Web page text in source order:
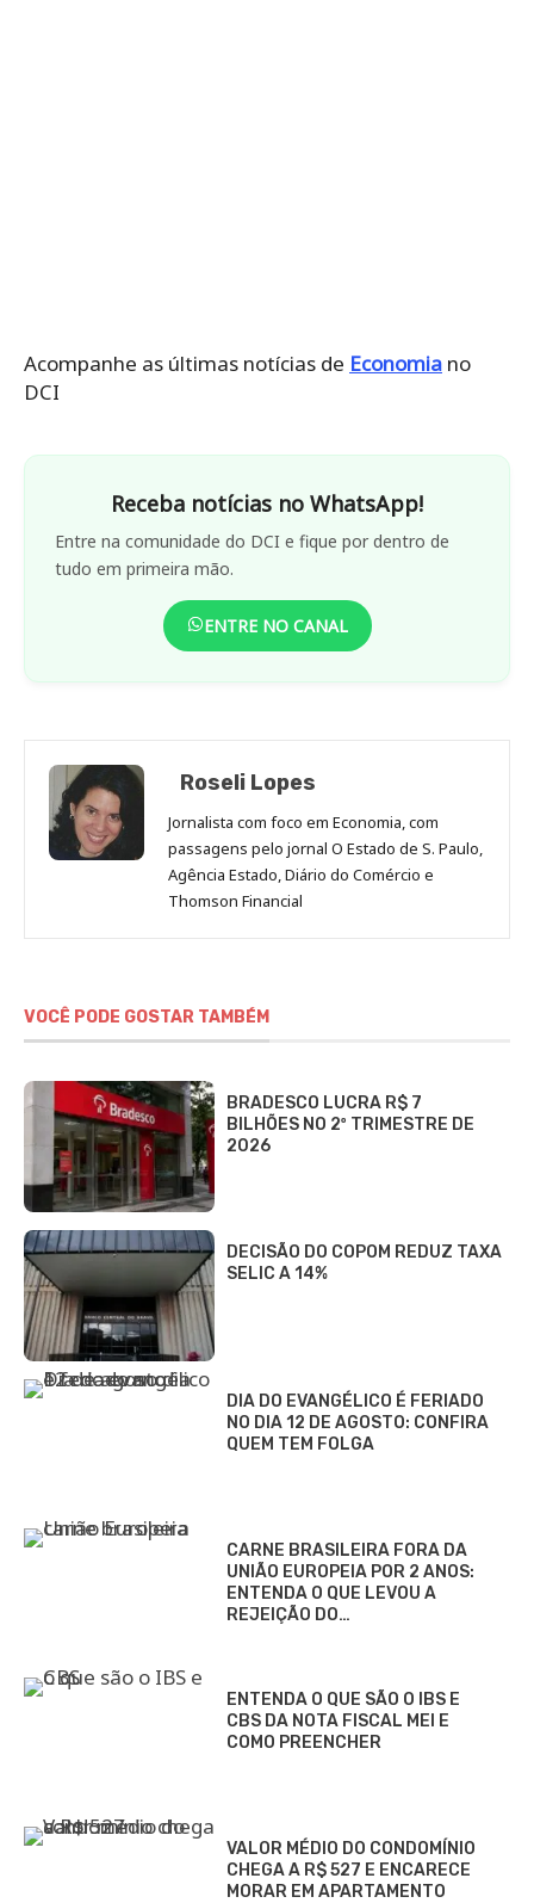
Acompanhe as últimas notícias de Economia no
DCI
Receba notícias no WhatsApp!
Entre na comunidade do DCI e fique por dentro de
tudo em primeira mão.
ENTRE NO CANAL
Roseli Lopes
Jornalista com foco em Economia, com
passagens pelo jornal O Estado de S. Paulo,
Agência Estado, Diário do Comércio e
Thomson Financial
VOCÊ PODE GOSTAR TAMBÉM
BRADESCO LUCRA R$ 7
BILHÕES NO 2º TRIMESTRE DE
2026
DECISÃO DO COPOM REDUZ TAXA
SELIC A 14%
DIA DO EVANGÉLICO É FERIADO
NO DIA 12 DE AGOSTO: CONFIRA
QUEM TEM FOLGA
CARNE BRASILEIRA FORA DA
UNIÃO EUROPEIA POR 2 ANOS:
ENTENDA O QUE LEVOU A
REJEIÇÃO DO…
ENTENDA O QUE SÃO O IBS E
CBS DA NOTA FISCAL MEI E
COMO PREENCHER
VALOR MÉDIO DO CONDOMÍNIO
CHEGA A R$ 527 E ENCARECE
MORAR EM APARTAMENTO